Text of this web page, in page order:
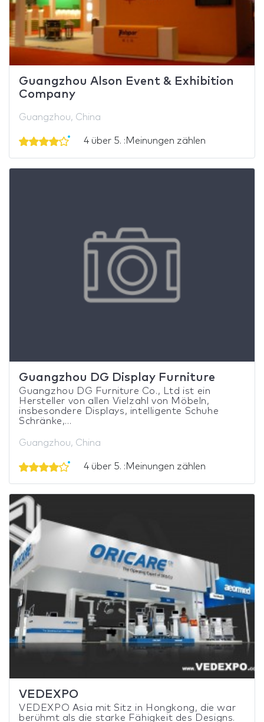
Guangzhou Alson Event & Exhibition
Company
Guangzhou, China
4 über 5. :Meinungen zählen
Guangzhou DG Display Furniture
Guangzhou DG Furniture Co., Ltd ist ein
Hersteller von allen Vielzahl von Möbeln,
insbesondere Displays, intelligente Schuhe
Schränke,...
Guangzhou, China
4 über 5. :Meinungen zählen
VEDEXPO
VEDEXPO Asia mit Sitz in Hongkong, die war
berühmt als die starke Fähigkeit des Designs.